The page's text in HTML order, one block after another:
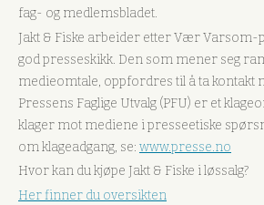
fag- og medlemsbladet.
Jakt & Fiske arbeider etter Vær
god presseskikk. Den som mener seg
medieomtale, oppfordres til å ta kontakt
Pressens Faglige Utvalg (PFU) er et
klager mot mediene i presseetiske
om klageadgang, se: www.presse.no
Hvor kan du kjøpe Jakt & Fiske i løssalg?
Her finner du oversikten